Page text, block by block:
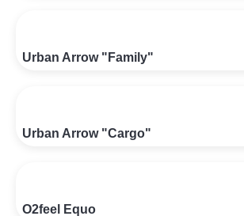
Urban Arrow "Family"
Urban Arrow "Cargo"
O2feel Equo